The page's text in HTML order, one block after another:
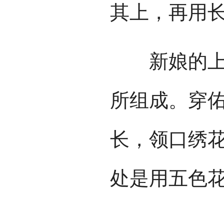
其上，再用
新娘的上
所组成。穿
长，领口绣
处是用五色